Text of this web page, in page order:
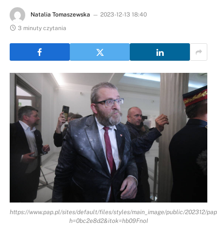
Natalia Tomaszewska
2023-12-13 18:40
3 minuty czytania
https://www.pap.pl/sites/default/files/styles/main_image/public/202312/
h=0bc2e8d2&itok=hb09FnoI